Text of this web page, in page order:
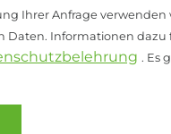
Ihrer Anfrage verwenden
Daten. Informationen dazu
. Es